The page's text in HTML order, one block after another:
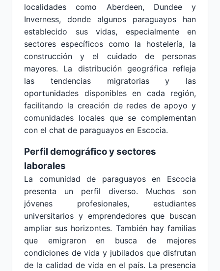
localidades como Aberdeen, Dundee y
Inverness, donde algunos paraguayos han
establecido sus vidas, especialmente en
sectores específicos como la hostelería, la
construcción y el cuidado de personas
mayores. La distribución geográfica refleja
las tendencias migratorias y las
oportunidades disponibles en cada región,
facilitando la creación de redes de apoyo y
comunidades locales que se complementan
con el chat de paraguayos en Escocia.
Perfil demográfico y sectores
laborales
La comunidad de paraguayos en Escocia
presenta un perfil diverso. Muchos son
jóvenes profesionales, estudiantes
universitarios y emprendedores que buscan
ampliar sus horizontes. También hay familias
que emigraron en busca de mejores
condiciones de vida y jubilados que disfrutan
de la calidad de vida en el país. La presencia